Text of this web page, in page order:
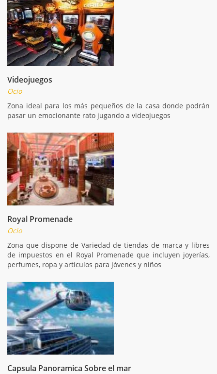
Videojuegos
Ocio
Zona ideal para los más pequeños de la casa donde podrán
pasar un emocionante rato jugando a videojuegos
Royal Promenade
Ocio
Zona que dispone de Variedad de tiendas de marca y libres
de impuestos en el Royal Promenade que incluyen joyerías,
perfumes, ropa y artículos para jóvenes y niños
Capsula Panoramica Sobre el mar